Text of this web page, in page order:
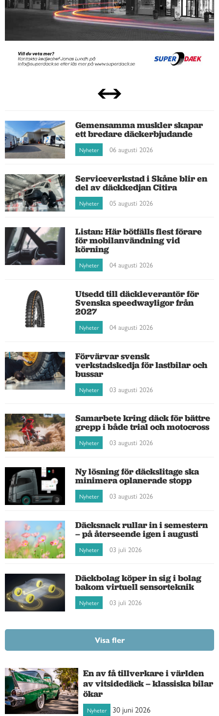
Gemensamma muskler skapar
ett bredare däckerbjudande
Nyheter 06 augusti 2026
Serviceverkstad i Skåne blir en
del av däckkedjan Citira
Nyheter 05 augusti 2026
Listan: Här bötfälls flest förare
för mobilanvändning vid
körning
Nyheter 04 augusti 2026
Utsedd till däckleverantör för
Svenska speedwayligor från
2027
Nyheter 04 augusti 2026
Förvärvar svensk
verkstadskedja för lastbilar och
bussar
Nyheter 03 augusti 2026
Samarbete kring däck för bättre
grepp i både trial och motocross
Nyheter 03 augusti 2026
Ny lösning för däckslitage ska
minimera oplanerade stopp
Nyheter 03 augusti 2026
Däcksnack rullar in i semestern
– på återseende igen i augusti
Nyheter 03 juli 2026
Däckbolag köper in sig i bolag
bakom virtuell sensorteknik
Nyheter 03 juli 2026
Visa fler
En av få tillverkare i världen
av vitsidedäck – klassiska bilar
ökar
Nyheter 30 juni 2026